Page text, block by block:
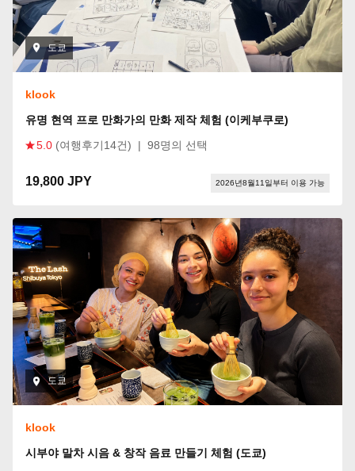
도쿄
klook
유명 현역 프로 만화가의 만화 제작 체험 (이케부쿠로)
5.0 (여행후기14건) | 98명의 선택
19,800 JPY 2026년8월11일부터 이용 가능
도쿄
klook
시부야 말차 시음 & 창작 음료 만들기 체험 (도쿄)